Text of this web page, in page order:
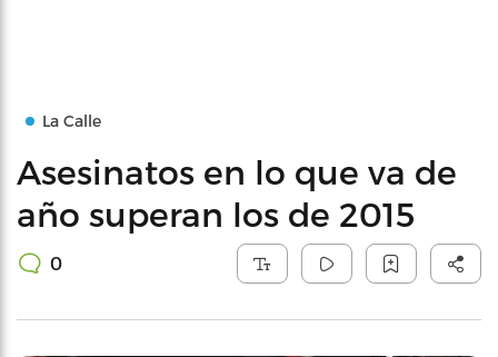
La Calle
Asesinatos en lo que va de
año superan los de 2015
0